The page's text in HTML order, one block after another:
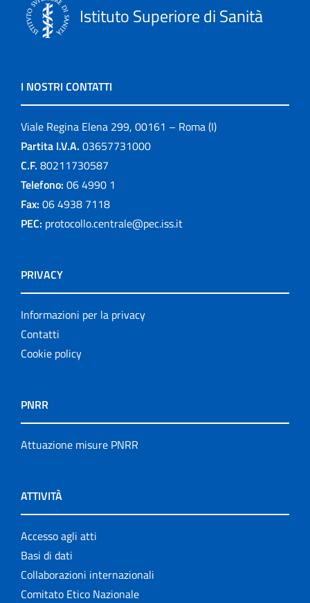
Istituto Superiore di Sanità
I NOSTRI CONTATTI
Viale Regina Elena 299, 00161 – Roma (I)
Partita I.V.A. 03657731000
C.F. 80211730587
Telefono: 06 4990 1
Fax: 06 4938 7118
PEC: protocollo.centrale@pec.iss.it
PRIVACY
Informazioni per la privacy
Contatti
Cookie policy
PNRR
Attuazione misure PNRR
ATTIVITÀ
Accesso agli atti
Basi di dati
Collaborazioni internazionali
Comitato Etico Nazionale